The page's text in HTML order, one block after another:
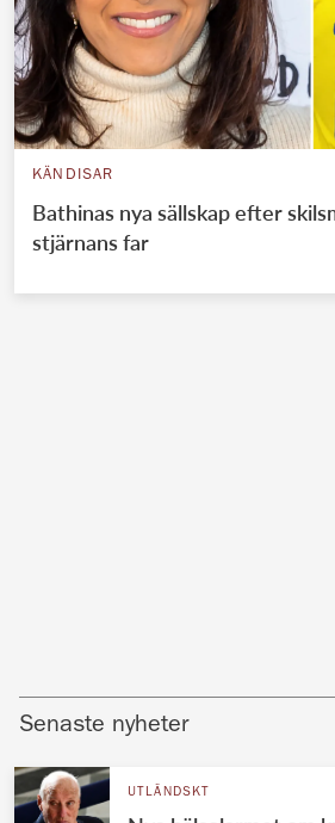
KÄNDISAR
Bathinas nya sällskap efter
stjärnans far
Senaste nyheter
UTLÄNDSKT